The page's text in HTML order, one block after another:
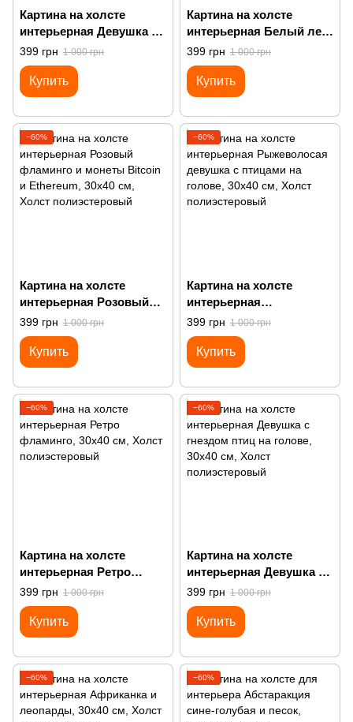
Картина на холсте
интерьерная Девушка с
рыбами на голове
399 грн 1 000 грн
Купить
Картина на холсте
интерьерная Белый лев,
птицы и рыбы
399 грн 1 000 грн
Купить
−60%
Картина на холсте
интерьерная Розовый
фламинго и монеты
Bitcoin и Ethereum
399 грн 1 000 грн
Купить
−60%
Картина на холсте
интерьерная
Рыжеволосая девушка с
птицами на голове
399 грн 1 000 грн
Купить
−60%
Картина на холсте
интерьерная Ретро
фламинго
399 грн 1 000 грн
Купить
−60%
Картина на холсте
интерьерная Девушка с
гнездом птиц на голове
399 грн 1 000 грн
Купить
−60% −60%